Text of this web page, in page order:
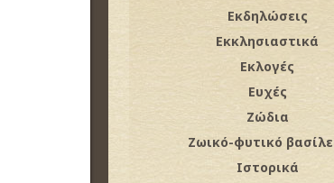
Εκδηλώσεις
Εκκλησιαστικά
Εκλογές
Ευχές
Ζώδια
Ζωικό-φυτικό
Ιστορικά